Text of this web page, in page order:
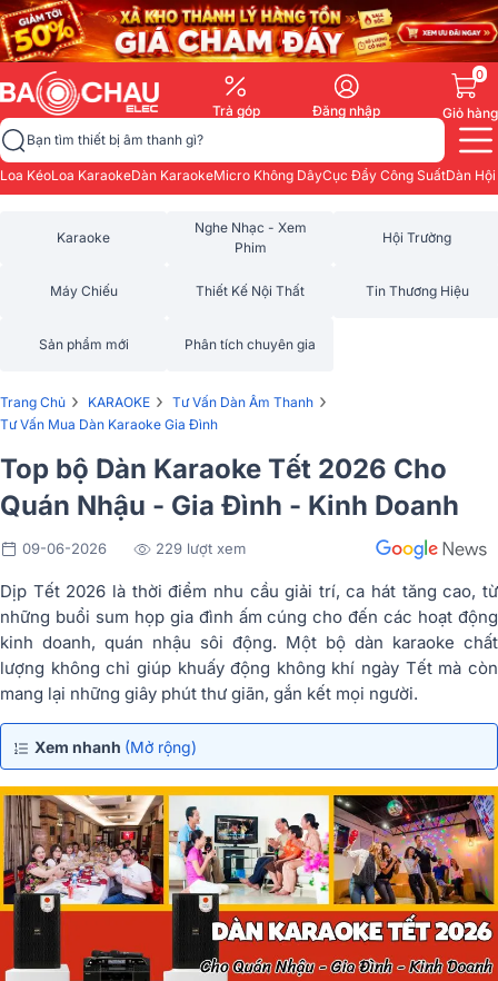
Trả góp Đăng nhập
0
Giỏ hàng
Bạn tìm thiết bị âm thanh gì?
Loa KéoLoa KaraokeDàn KaraokeMicro Không DâyCục Đẩy Công SuấtDàn
Karaoke
Nghe Nhạc - Xem
Phim
Hội Trường
Máy Chiếu Thiết Kế Nội Thất Tin Thương Hiệu
Sản phẩm mới Phân tích chuyên gia
Trang Chủ › KARAOKE › Tư Vấn Dàn Âm Thanh ›
Tư Vấn Mua Dàn Karaoke Gia Đình
Top bộ Dàn Karaoke Tết 2026 Cho
Quán Nhậu - Gia Đình - Kinh Doanh
09-06-2026 229 lượt xem
Dịp Tết 2026 là thời điểm nhu cầu giải trí, ca hát tăng cao, từ
những buổi sum họp gia đình ấm cúng cho đến các hoạt động
kinh doanh, quán nhậu sôi động. Một bộ dàn karaoke chất
lượng không chỉ giúp khuấy động không khí ngày Tết mà còn
mang lại những giây phút thư giãn, gắn kết mọi người.
Xem nhanh (Mở rộng)